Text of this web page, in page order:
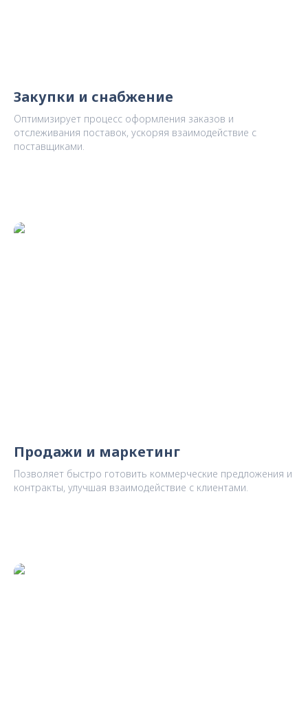
Закупки и снабжение
Оптимизирует процесс оформления заказов и
отслеживания поставок, ускоряя взаимодействие с
поставщиками.
Продажи и маркетинг
Позволяет быстро готовить коммерческие предложения и
контракты, улучшая взаимодействие с клиентами.